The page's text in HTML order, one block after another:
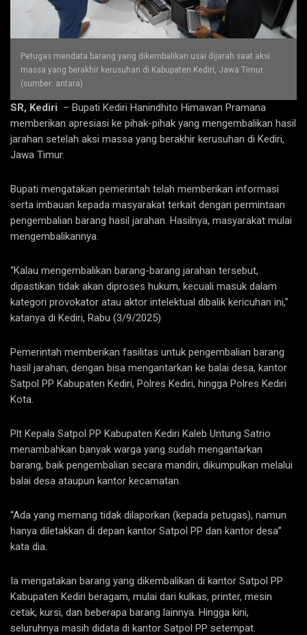
Petugas mendata barang yang dikembalikan usai dijarah saat aksi
massa yang berakhir kerusuhan di Kabupaten Kediri, Jawa Timur.
(sumber: antara)
SR, Kediri – Bupati Kediri Hanindhito Himawan Pramana
memberikan apresiasi ke pihak-pihak yang mengembalikan hasil
jarahan setelah aksi massa yang berakhir kerusuhan di Kediri,
Jawa Timur.
Bupati mengatakan pemerintah telah memberikan informasi
serta imbauan kepada masyarakat terkait dengan permintaan
pengembalian barang hasil jarahan. Hasilnya, masyarakat mulai
mengembalikannya.
“Kalau mengembalikan barang-barang jarahan tersebut,
dipastikan tidak akan diproses hukum, kecuali masuk dalam
kategori provokator atau aktor intelektual dibalik kericuhan ini,”
katanya di Kediri, Rabu (3/9/2025)
Pemerintah memberikan fasilitas untuk pengembalian barang
hasil jarahan, dengan bisa mengantarkan ke balai desa, kantor
Satpol PP Kabupaten Kediri, Polres Kediri, hingga Polres Kediri
Kota.
Plt Kepala Satpol PP Kabupaten Kediri Kaleb Untung Satrio
menambahkan banyak warga yang sudah mengantarkan
barang, baik pengembalian secara mandiri, dikumpulkan melalui
balai desa ataupun kantor kecamatan.
“Ada yang memang tidak dilaporkan (kepada petugas), namun
hanya diletakkan di depan kantor Satpol PP dan kantor desa”
kata dia.
Ia mengatakan barang yang dikembalikan di kantor Satpol PP
Kabupaten Kediri beragam, mulai dari kulkas, printer, mesin
cetak, kursi, dan beberapa barang lainnya. Hingga kini,
seluruhnya masih didata di kantor Satpol PP setempat.